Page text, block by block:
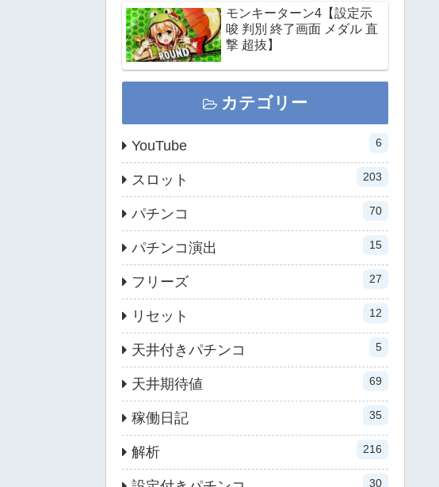
モンキーターン4【設定示
唆 判別 終了画面 メダル 直
撃 超抜】
カテゴリー
YouTube 6
スロット 203
パチンコ 70
パチンコ演出 15
フリーズ 27
リセット 12
天井付きパチンコ 5
天井期待値 69
稼働日記 35
解析 216
30